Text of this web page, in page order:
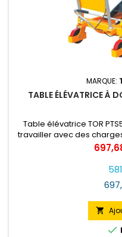
MARQUE:
TABLE ÉLÉVATRICE À
Table élévatrice TOR
travailler avec des
l'opérateur. Ce modèle
Prix

